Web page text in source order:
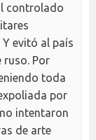
controlado
evitó al país
ruso. Por
toda
por
intentaron
de arte